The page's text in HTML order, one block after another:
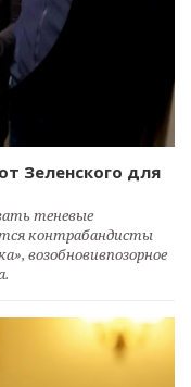
Зеленского для
теневые
контрабандисты
возобновивпозорное